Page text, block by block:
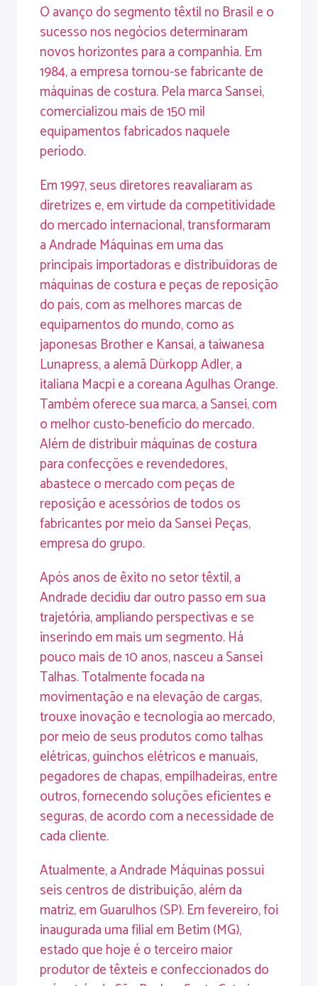
O avanço do segmento têxtil no Brasil e o
sucesso nos negócios determinaram
novos horizontes para a companhia. Em
1984, a empresa tornou-se fabricante de
máquinas de costura. Pela marca Sansei,
comercializou mais de 150 mil
equipamentos fabricados naquele
período.
Em 1997, seus diretores reavaliaram as
diretrizes e, em virtude da competitividade
do mercado internacional, transformaram
a Andrade Máquinas em uma das
principais importadoras e distribuidoras de
máquinas de costura e peças de reposição
do país, com as melhores marcas de
equipamentos do mundo, como as
japonesas Brother e Kansai, a taiwanesa
Lunapress, a alemã Dürkopp Adler, a
italiana Macpi e a coreana Agulhas Orange.
Também oferece sua marca, a Sansei, com
o melhor custo-benefício do mercado.
Além de distribuir máquinas de costura
para confecções e revendedores,
abastece o mercado com peças de
reposição e acessórios de todos os
fabricantes por meio da Sansei Peças,
empresa do grupo.
Após anos de êxito no setor têxtil, a
Andrade decidiu dar outro passo em sua
trajetória, ampliando perspectivas e se
inserindo em mais um segmento. Há
pouco mais de 10 anos, nasceu a Sansei
Talhas. Totalmente focada na
movimentação e na elevação de cargas,
trouxe inovação e tecnologia ao mercado,
por meio de seus produtos como talhas
elétricas, guinchos elétricos e manuais,
pegadores de chapas, empilhadeiras, entre
outros, fornecendo soluções eficientes e
seguras, de acordo com a necessidade de
cada cliente.
Atualmente, a Andrade Máquinas possui
seis centros de distribuição, além da
matriz, em Guarulhos (SP). Em fevereiro, foi
inaugurada uma filial em Betim (MG),
estado que hoje é o terceiro maior
produtor de têxteis e confeccionados do